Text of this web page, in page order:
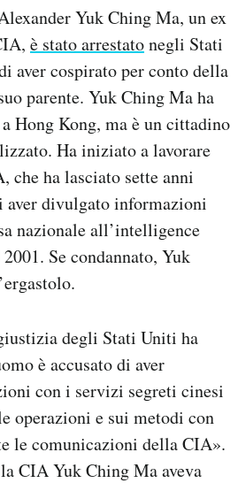
Yuk Ching Ma, un ex
è stato arrestatonegli Stati
aver cospirato per conto della
parente. Yuk Ching Ma ha
Hong Kong, ma è un cittadino
Ha iniziato a lavorare
che ha lasciato sette anni
aver divulgato informazioni
nazionale all’intelligence
Se condannato, Yuk
degli Stati Uniti ha
è accusato di aver
con i servizi segreti cinesi
operazioni e sui metodi con
le comunicazioni della CIA».
CIA Yuk Ching Ma aveva